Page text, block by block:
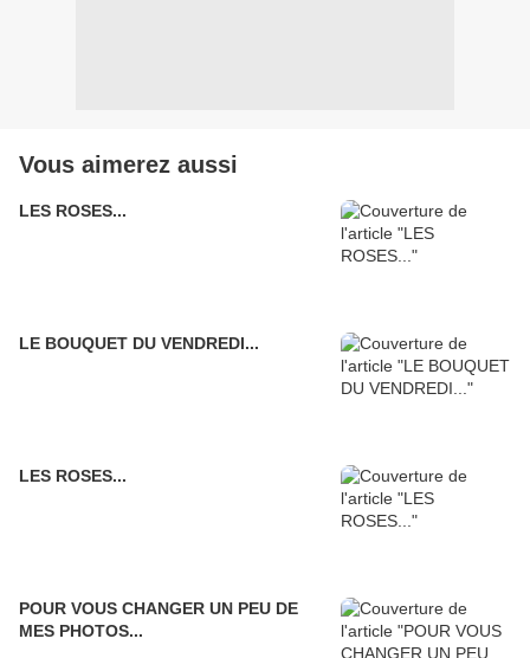
Vous aimerez aussi
LES ROSES...
LE BOUQUET DU VENDREDI...
LES ROSES...
POUR VOUS CHANGER UN PEU DE
MES PHOTOS...